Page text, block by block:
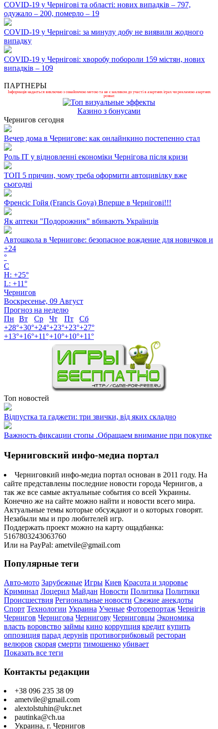
COVID-19 у Чернігові та області: нових випадків – 797,
одужало – 200, померло – 19
COVID-19 у Чернігові: за минулу добу не виявили жодного
випадку
COVID-19 у Чернігові: хворобу побороли 159 містян, нових
випадків – 109
ПАРТНЕРЫ
Інформація надається виключно з ознайомчою метою та не є закликом до участі в азартних іграх чи рекламою азартних
розваг.
Казино з бонусами
Чернигов сегодня
Вечер дома в Чернигове: как онлайнкино постепенно стал
Роль ІТ у відновленні економіки Чернігова після кризи
ТОП 5 причин, чому треба оформити автоцивілку вже
сьогодні
Френсіс Гойя (Francis Goya) Вперше в Чернігові!!!
Як аптеки "Подорожник" вбивають Українців
Автошкола в Чернигове: безопасное вождение для новичков и
+24
°
C
H: +25°
L: +11°
Чернигов
Воскресенье, 09 Август
Прогноз на неделю
Пн
Вт Ср Чт Пт
Сб
+28°+30°+24°+23°+23°+27°
+13°+16°+11°+10°+10°+11°
Топ новостей
Відпустка та гаджети: три звички, від яких складно
Важность фиксации стопы .Обращаем внимание при покупке
Черниговский инфо-медиа портал
Черниговкий инфо-медиа портал основан в 2011 году. На
сайте представлены последние новости города Чернигов, а
так же все самые актуальные события со всей Украины.
Конечно же на сайте можно найти и новости всего мира.
Актуальные темы которые обсуждают и о которых говорят.
Незабыли мы и про любителей игр.
Поддержать проект можно на карту ощадбанка:
5167803243063760
Или на PayPal: ametvile@gmail.com
Популярные теги
Авто-мото Зарубежные Игры Киев Красота и здоровье
Криминал Лоцерил Майдан Новости Политика Политики
Происшествия Региональные новости Свежие анекдоты
Спорт Технологии Украина Ученые Фоторепортаж Чернігів
Чернигов Чернигова Чернигову Черниговцы Экономика
власть воровство займы кино коррупция кредит купить
оппозиция парад дерунів противогрибковый ресторан
велюров скорая смерти тимошенко убивает
Показать все теги
Контакты редакции
+38 096 235 38 09
ametvile@gmail.com
alextolstuhin@ukr.net
pautinka@ch.ua
Украина, г. Чернигов